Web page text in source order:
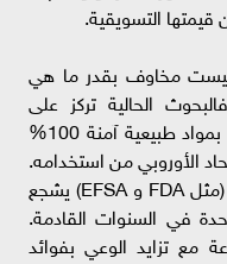
قيمتها التسويقية.
ليست مخاوف بقدر ما هي
الحالية تركز على
استبدال ثانى أكسيد التتيانيوم النانوي بمواد طبيعية آمنة 100%
الأوروبي من استخدامه.
كما أن عدم توحيد القوانين بين الدول (مثل FDA و EFSA) يشجع
في السنوات القادمة.
مع تزايد الوعي بفوائد